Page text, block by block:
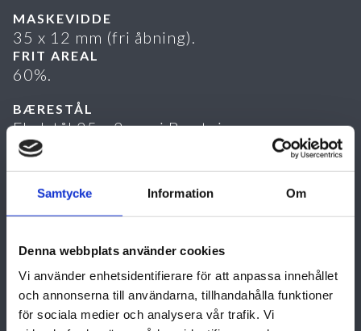
Samtycke Information Om
Denna webbplats använder cookies
Vi använder enhetsidentifierare för att anpassa innehållet
och annonserna till användarna, tillhandahålla funktioner
för sociala medier och analysera vår trafik. Vi
MASKEVIDDE
35 x 12 mm (fri åbning).
FRIT AREAL
60%.
BÆRESTÅL
Fladstål 25 x 2 mm i B-retningen.
KANTSTÅL
OVERFLADEBEHANDLING
INSTALLATION
Installeres på plant og fast underlag
forsænket i gulv med indstøbningsramme
Kåbe 25R.